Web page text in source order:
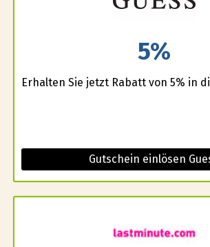
5%
Erhalten Sie jetzt Rabatt von 5% in
Gutschein einlösen